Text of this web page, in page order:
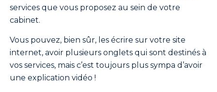
services que vous proposez au sein de votre
cabinet.
Vous pouvez, bien sûr, les écrire sur votre site
internet, avoir plusieurs onglets qui sont destinés à
vos services, mais c’est toujours plus sympa d’avoir
une explication vidéo !